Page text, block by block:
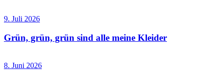
9. Juli 2026
Grün, grün, grün sind alle meine Kleider
8. Juni 2026